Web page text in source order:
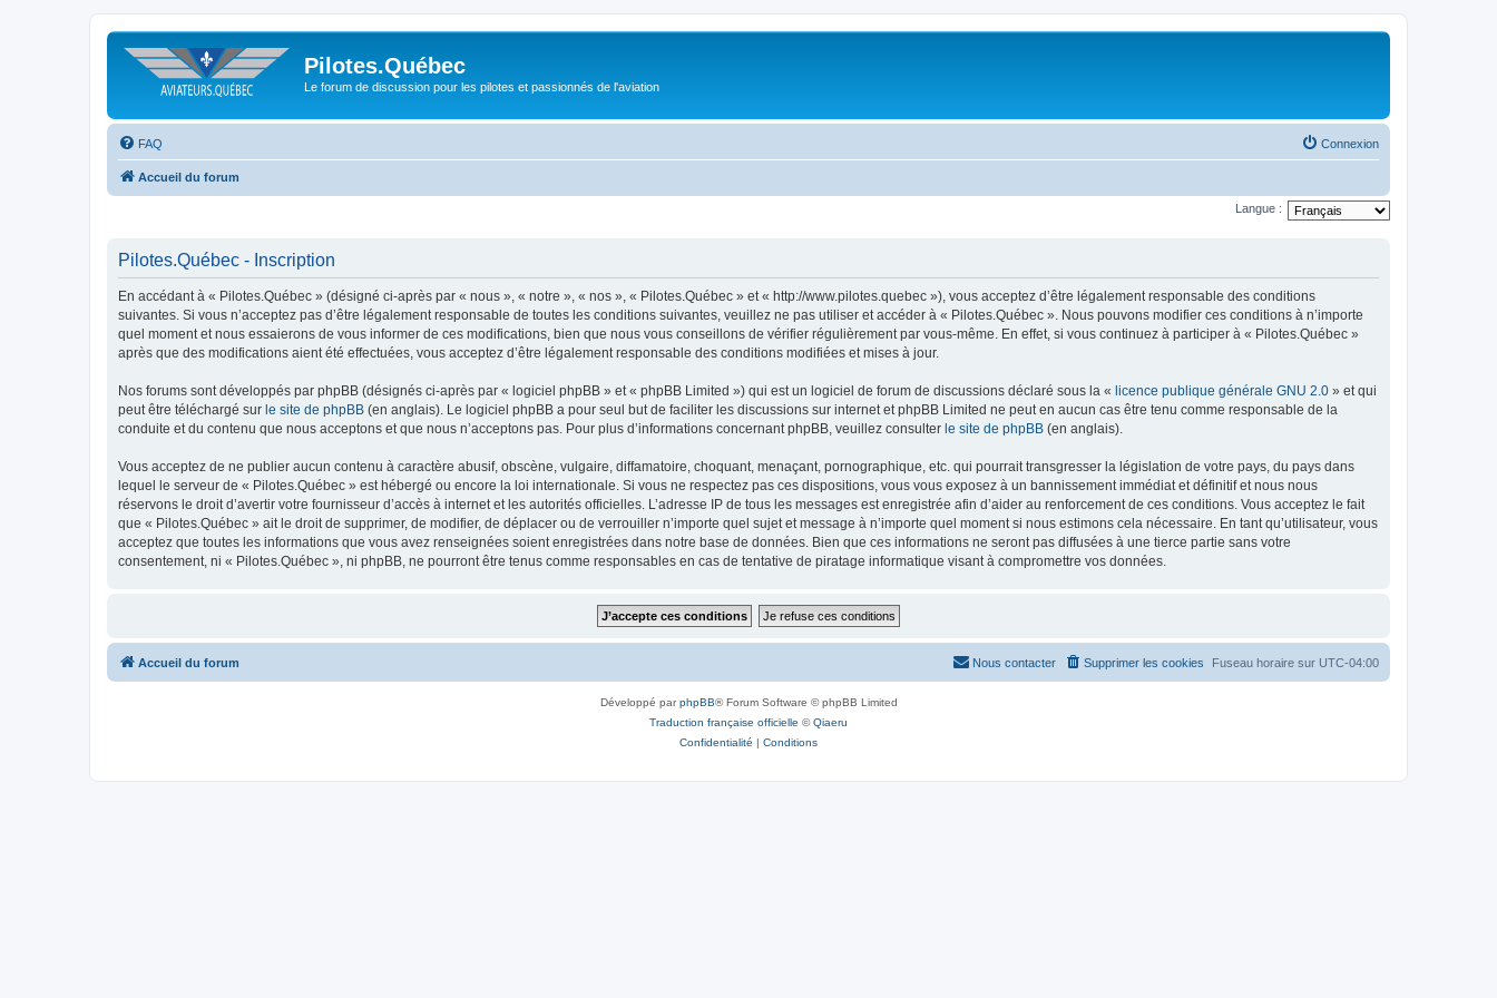
Pilotes.Québec
Le forum de discussion pour les pilotes et passionnés de l'aviation
FAQ Connexion
Accueil du forum
Langue :
Pilotes.Québec - Inscription
En accédant à « Pilotes.Québec » (désigné ci-après par « nous », « notre », « nos », « Pilotes.Québec » et « http://www.pilotes.quebec »), vous acceptez d’être légalement responsable des conditions
suivantes. Si vous n’acceptez pas d’être légalement responsable de toutes les conditions suivantes, veuillez ne pas utiliser et accéder à « Pilotes.Québec ». Nous pouvons modifier ces conditions à n’importe
quel moment et nous essaierons de vous informer de ces modifications, bien que nous vous conseillons de vérifier régulièrement par vous-même. En effet, si vous continuez à participer à « Pilotes.Québec »
après que des modifications aient été effectuées, vous acceptez d’être légalement responsable des conditions modifiées et mises à jour.
Nos forums sont développés par phpBB (désignés ci-après par « logiciel phpBB » et « phpBB Limited ») qui est un logiciel de forum de discussions déclaré sous la « licence publique générale GNU 2.0 » et qui
peut être téléchargé sur le site de phpBB (en anglais). Le logiciel phpBB a pour seul but de faciliter les discussions sur internet et phpBB Limited ne peut en aucun cas être tenu comme responsable de la
conduite et du contenu que nous acceptons et que nous n’acceptons pas. Pour plus d’informations concernant phpBB, veuillez consulter le site de phpBB (en anglais).
Vous acceptez de ne publier aucun contenu à caractère abusif, obscène, vulgaire, diffamatoire, choquant, menaçant, pornographique, etc. qui pourrait transgresser la législation de votre pays, du pays dans
lequel le serveur de « Pilotes.Québec » est hébergé ou encore la loi internationale. Si vous ne respectez pas ces dispositions, vous vous exposez à un bannissement immédiat et définitif et nous nous
réservons le droit d’avertir votre fournisseur d’accès à internet et les autorités officielles. L’adresse IP de tous les messages est enregistrée afin d’aider au renforcement de ces conditions. Vous acceptez le fait
que « Pilotes.Québec » ait le droit de supprimer, de modifier, de déplacer ou de verrouiller n’importe quel sujet et message à n’importe quel moment si nous estimons cela nécessaire. En tant qu’utilisateur, vous
acceptez que toutes les informations que vous avez renseignées soient enregistrées dans notre base de données. Bien que ces informations ne seront pas diffusées à une tierce partie sans votre
consentement, ni « Pilotes.Québec », ni phpBB, ne pourront être tenus comme responsables en cas de tentative de piratage informatique visant à compromettre vos données.
Accueil du forum Fuseau horaire sur UTC-04:00
Supprimer les cookies
Nous contacter
Développé parphpBB® Forum Software © phpBB Limited
Traduction française officielle ©Qiaeru
Confidentialité | Conditions